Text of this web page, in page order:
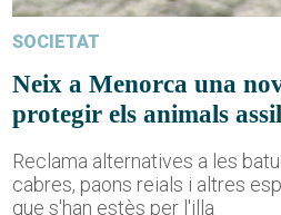
SOCIETAT
Neix a Menorca una
protegir els animals
Reclama alternatives a les
cabres, paons reials i altres
que s'han estès per l'illa